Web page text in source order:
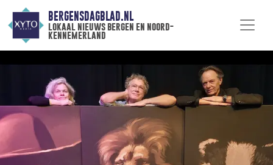
BERGENSDAGBLAD.NL
lokaal nieuws bergen en noord-
kennemerland